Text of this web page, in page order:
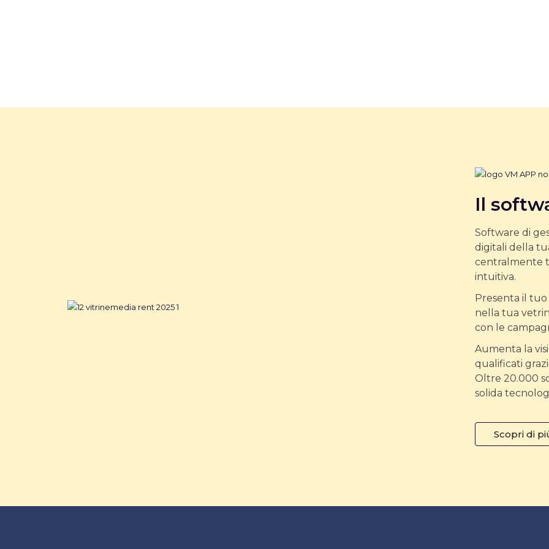
Il
Software di
digitali della
centralmente
intuitiva.
Presenta il
nella tua
con le
Aumenta la
qualificati
Oltre 20.000
solida
Scopri di